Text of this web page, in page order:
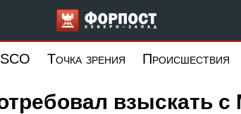
Форпост Северо-
Точка зрения Происшествия
взыскать с